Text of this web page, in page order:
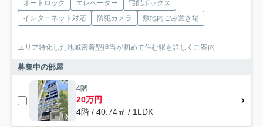
オートロック エレベーター
宅配ボックス
インターネット対応
防犯カメラ 敷地内ごみ置き場
エリア特化した地域密着型担当が初めて住む駅も詳しくご案内
募集中の部屋
4階
20万円
4階 / 40.74㎡ / 1LDK